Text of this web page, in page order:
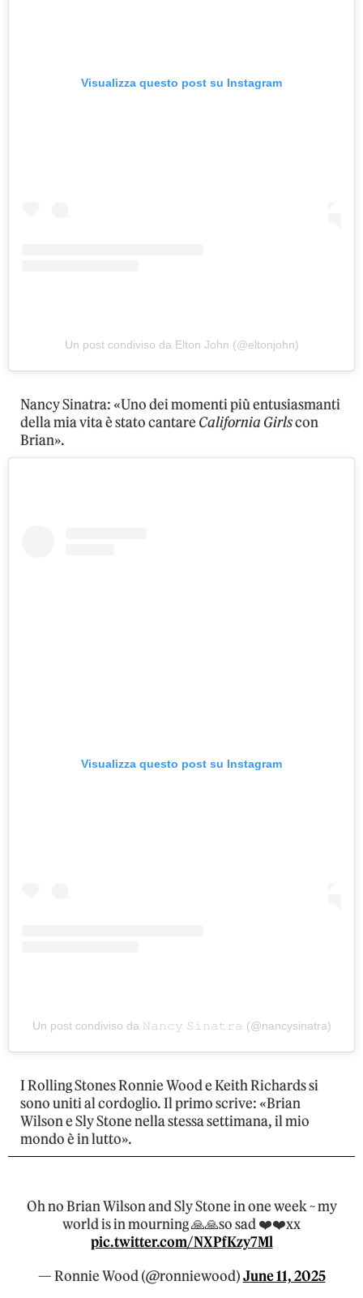
Visualizza questo post su Instagram
Un post condiviso da Elton John (@eltonjohn)
Nancy Sinatra: «Uno dei momenti più entusiasmanti
della mia vita è stato cantare California Girlscon
Brian».
Visualizza questo post su Instagram
Un post condiviso da 𝙽𝚊𝚗𝚌𝚢 𝚂𝚒𝚗𝚊𝚝𝚛𝚊 (@nancysinatra)
I Rolling Stones Ronnie Wood e Keith Richards si
sono uniti al cordoglio. Il primo scrive: «Brian
Wilson e Sly Stone nella stessa settimana, il mio
mondo è in lutto».
Oh no Brian Wilson and Sly Stone in one week ~ my
world is in mourning 🙏🙏so sad ❤️❤️xx
pic.twitter.com/NXPfKzy7Ml
— Ronnie Wood (@ronniewood)June 11, 2025